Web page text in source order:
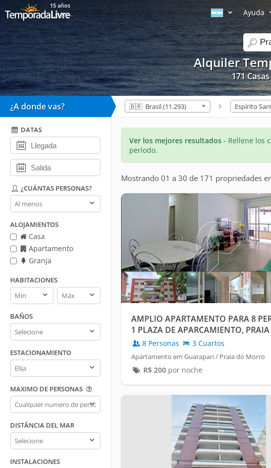
Alquiler
171
search
15 años
Ayuda
¿A donde vas? 🇧🇷 Brasil (11.293) Espírito
DATAS
¿CUÁNTAS PERSONAS?
¿Cuántas
personas?
ALOJAMIENTOS
Casa
Apartamento
Granja
HABITACIONES
Habitaciones
min
Habitaciones
max
BAÑOS
Baños
ESTACIONAMIENTO
Estacionamiento
MAXIMO DE PERSONAS
Maximo
de
personas
DISTÂNCIA DEL MAR
Distância
del
mar
INSTALACIONES
Ver los mejores resultados - Rellene los
período.
Mostrando 01 a 30 de 171 propriedades
AMPLIO APARTAMENTO PARA 8
1 PLAZA DE APARCAMIENTO,
MORRO, GUARAPARI/ES
8 Personas 3 Cuartos
Apartamento em Guarapari / Praia do Morro
R$ 200por noche